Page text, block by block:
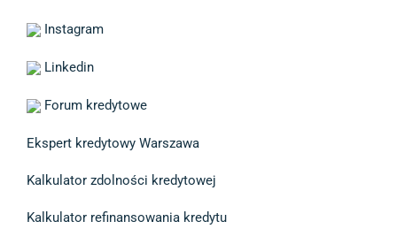
Instagram
Linkedin
Forum kredytowe
Ekspert kredytowy Warszawa
Kalkulator zdolności kredytowej
Kalkulator refinansowania kredytu